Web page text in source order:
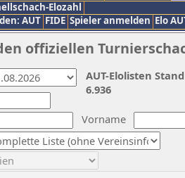
Elozahl
AUT FIDE Spieler anmelden Elo
offiziellen
Vorname
AUT-Elolisten
6.936